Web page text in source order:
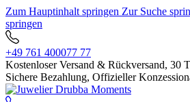
Zum Hauptinhalt springen Zur Suche
springen
+49 761 400077 77
Kostenloser Versand & Rückversand, 30
Sichere Bezahlung, Offizieller